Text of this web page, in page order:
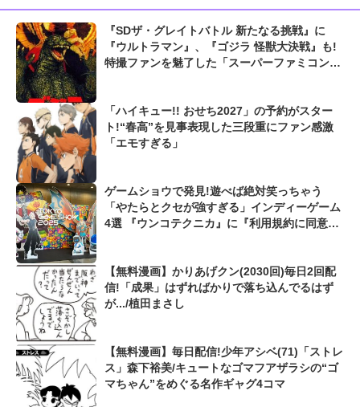
『SDザ・グレイトバトル 新たなる挑戦』に
『ウルトラマン』、『ゴジラ 怪獣大決戦』も!
特撮ファンを魅了した「スーパーファミコンの
「ハイキュー!! おせち2027」の予約がスター
ト!“春高”を見事表現した三段重にファン感激
「エモすぎる」
ゲームショウで発見!遊べば絶対笑っちゃう
「やたらとクセが強すぎる」インディーゲーム
4選 『ウンコテクニカ』に『利用規約に同意し
【無料漫画】かりあげクン(2030回)毎日2回配
信!「成果」はずればかりで落ち込んでるはず
が.../植田まさし
【無料漫画】毎日配信!少年アシベ(71)「ストレ
ス」森下裕美/キュートなゴマフアザラシの“ゴ
マちゃん”をめぐる名作ギャグ4コマ